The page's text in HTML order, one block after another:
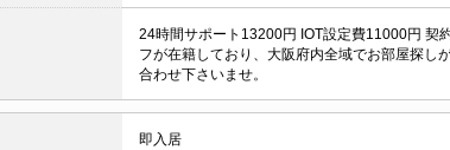
24時間サポート13200円 IOT設定費11000円 契
フが在籍しており、大阪府内全域でお部屋探し
合わせ下さいませ。
即入居